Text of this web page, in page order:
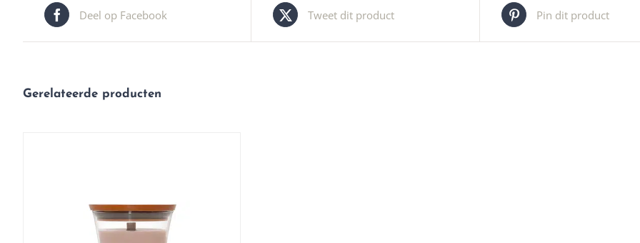
Deel op Facebook Tweet dit product Pin dit product
Gerelateerde producten